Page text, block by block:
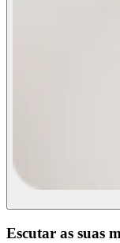
Escutar as suas